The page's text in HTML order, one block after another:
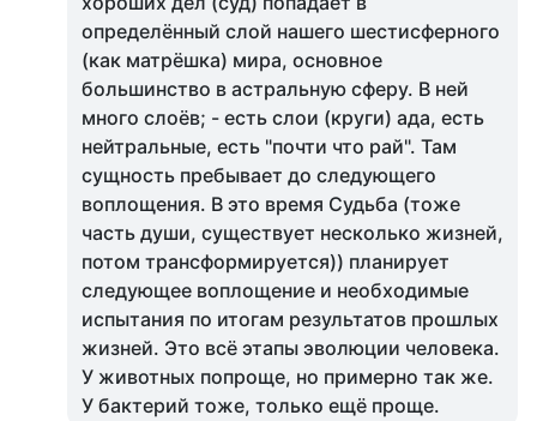
определённый слой нашего шестисферного
(как матрёшка) мира, основное
большинство в астральную сферу. В ней
много слоёв; - есть слои (круги) ада, есть
нейтральные, есть "почти что рай". Там
сущность пребывает до следующего
воплощения. В это время Судьба (тоже
часть души, существует несколько жизней,
потом трансформируется)) планирует
следующее воплощение и необходимые
испытания по итогам результатов прошлых
жизней. Это всё этапы эволюции человека.
У животных попроще, но примерно так же.
У бактерий тоже, только ещё проще.